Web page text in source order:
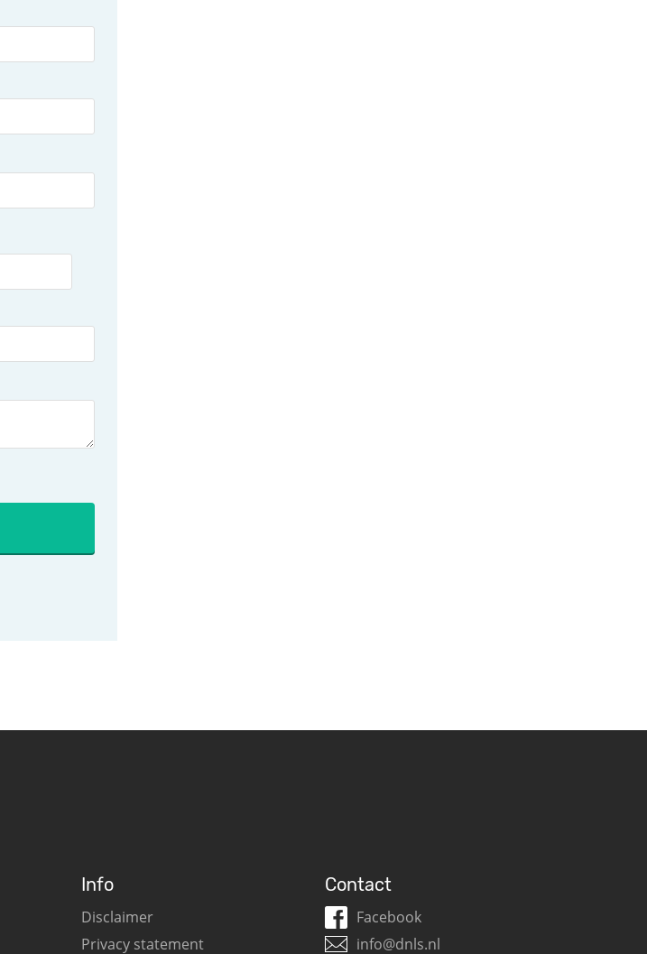
Info
Disclaimer
Privacy statement
Contact
Facebook
info@dnls.nl